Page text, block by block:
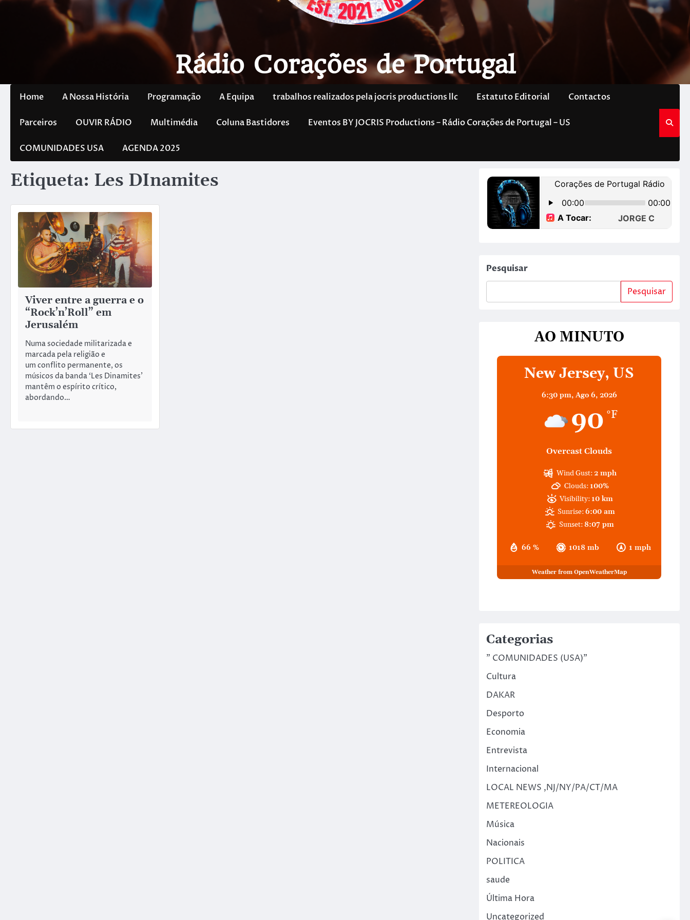
Rádio Corações de Portugal
Home A Nossa História Programação A Equipa trabalhos realizados pela jocris productions llc Estatuto Editorial Contactos
Parceiros OUVIR RÁDIO Multimédia Coluna Bastidores Eventos BY JOCRIS Productions – Rádio Corações de Portugal – US
COMUNIDADES USA AGENDA 2025
Etiqueta: Les DInamites
Viver entre a guerra e o
“Rock’n’Roll” em
Jerusalém
Numa sociedade militarizada e
marcada pela religião e
um conflito permanente, os
músicos da banda ‘Les Dinamites’
mantêm o espírito crítico,
abordando…
Pesquisar
Pesquisar
AO MINUTO
New Jersey, US
6:30 pm, Ago 6, 2026
90 °F
Overcast Clouds
66 % 1018 mb 1 mph
Wind Gust:2 mph
Clouds: 100%
Visibility: 10 km
Sunrise:6:00 am
Sunset:8:07 pm
Weather from OpenWeatherMap
Categorias
" COMUNIDADES (USA)"
Cultura
DAKAR
Desporto
Economia
Entrevista
Internacional
LOCAL NEWS ,NJ/NY/PA/CT/MA
METEREOLOGIA
Música
Nacionais
POLITICA
saude
Última Hora
Uncategorized